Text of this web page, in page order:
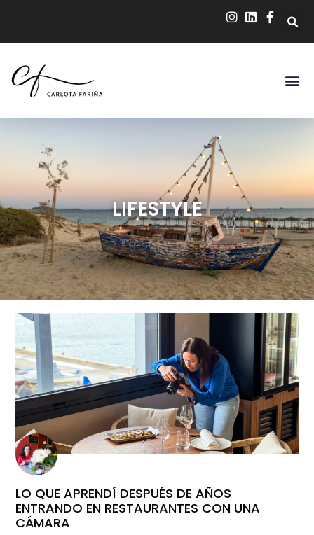
LIFESTYLE
LO QUE APRENDÍ DESPUÉS DE AÑOS
ENTRANDO EN RESTAURANTES CON UNA
CÁMARA